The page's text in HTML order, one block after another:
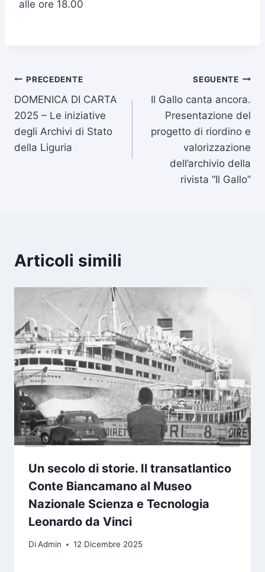
alle ore 18.00
Navigazione
articoli
PRECEDENTE
DOMENICA DI CARTA
2025 – Le iniziative
degli Archivi di Stato
della Liguria
SEGUENTE
Il Gallo canta ancora.
Presentazione del
progetto di riordino e
valorizzazione
dell’archivio della
rivista “Il Gallo”
Articoli simili
Un secolo di storie. Il transatlantico
Conte Biancamano al Museo
Nazionale Scienza e Tecnologia
Leonardo da Vinci
DiAdmin 12 Dicembre 2025